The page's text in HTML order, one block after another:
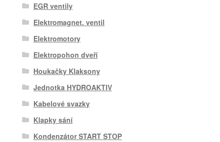
EGR ventily
Elektromagnet. ventil
Elektromotory
Elektropohon dveří
Houkačky Klaksony
Jednotka HYDROAKTIV
Kabelové svazky
Klapky sání
Kondenzátor START STOP